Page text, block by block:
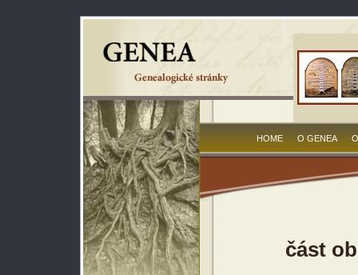
HOME O GENEA
část